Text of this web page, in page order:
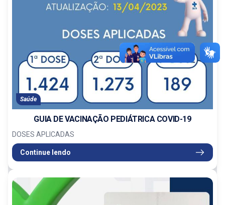
Saúde
GUIA DE VACINAÇÃO PEDIÁTRICA COVID-19
DOSES APLICADAS
Continue lendo